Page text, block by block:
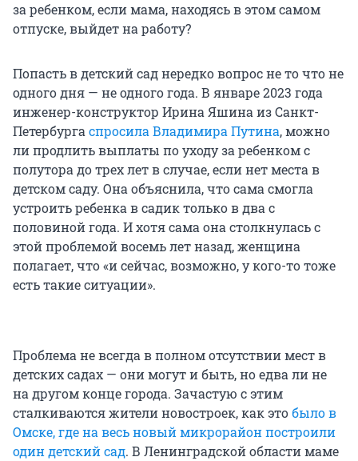
за ребенком, если мама, находясь в этом самом
отпуске, выйдет на работу?
Попасть в детский сад нередко вопрос не то что не
одного дня — не одного года. В январе 2023 года
инженер-конструктор Ирина Яшина из Санкт-
Петербургаспросила Владимира Путина, можно
ли продлить выплаты по уходу за ребенком с
полутора до трех лет в случае, если нет места в
детском саду. Она объяснила, что сама смогла
устроить ребенка в садик только в два с
половиной года. И хотя сама она столкнулась с
этой проблемой восемь лет назад, женщина
полагает, что «и сейчас, возможно, у кого-то тоже
есть такие ситуации».
Проблема не всегда в полном отсутствии мест в
детских садах — они могут и быть, но едва ли не
на другом конце города. Зачастую с этим
сталкиваются жители новостроек, как этобыло в
Омске, где на весь новый микрорайон построили
один детский сад. В Ленинградской области маме